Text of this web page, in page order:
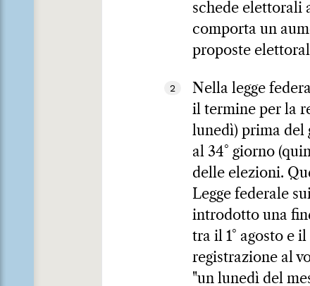
schede elettorali
comporta un
proposte
2
Nella legge
il termine per la
lunedì) prima del
al 34° giorno
delle elezioni.
Legge federale
introdotto una
tra il 1° agosto e
registrazione al
"un lunedì del